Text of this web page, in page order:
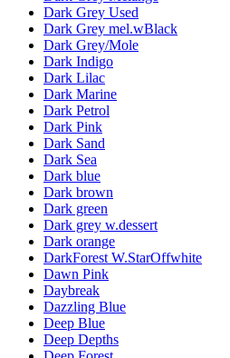
Dark Grey Used
Dark Grey mel.wBlack
Dark Grey/Mole
Dark Indigo
Dark Lilac
Dark Marine
Dark Petrol
Dark Pink
Dark Sand
Dark Sea
Dark blue
Dark brown
Dark green
Dark grey w.dessert
Dark orange
DarkForest W.StarOffwhite
Dawn Pink
Daybreak
Dazzling Blue
Deep Blue
Deep Depths